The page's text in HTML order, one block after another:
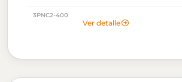
3PNC2-400
Ver detalle